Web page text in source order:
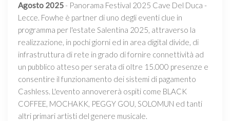
Agosto 2025- Panorama Festival 2025 Cave Del Duca -
Lecce. Fowhe è partner di uno degli eventi clue in
programma per l'estate Salentina 2025, attraverso la
realizzazione, in pochi giorni ed in area digital divide, di
infrastruttura di rete in grado di fornire connettività ad
un pubblico atteso per serata di oltre 15.000 presenze e
consentire il funzionamento dei sistemi di pagamento
Cashless. L'evento annovererà ospiti come BLACK
COFFEE, MOCHAKK, PEGGY GOU, SOLOMUN ed tanti
altri primari artisti del genere musicale.